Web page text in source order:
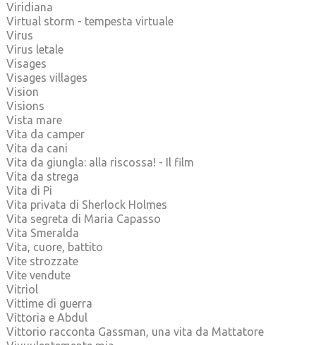
Viridiana
Virtual storm - tempesta virtuale
Virus
Virus letale
Visages
Visages villages
Vision
Visions
Vista mare
Vita da camper
Vita da cani
Vita da giungla: alla riscossa! - Il film
Vita da strega
Vita di Pi
Vita privata di Sherlock Holmes
Vita segreta di Maria Capasso
Vita Smeralda
Vita, cuore, battito
Vite strozzate
Vite vendute
Vitriol
Vittime di guerra
Vittoria e Abdul
Vittorio racconta Gassman, una vita da Mattatore